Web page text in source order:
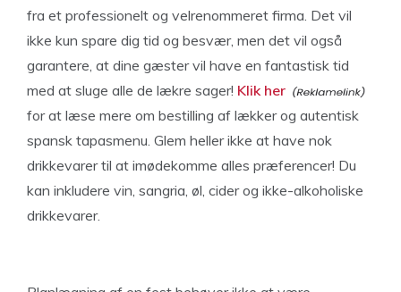
fra et professionelt og velrenommeret firma. Det vil
ikke kun spare dig tid og besvær, men det vil også
garantere, at dine gæster vil have en fantastisk tid
med at sluge alle de lækre sager! Klik her
for at læse mere om bestilling af lækker og autentisk
spansk tapasmenu. Glem heller ikke at have nok
drikkevarer til at imødekomme alles præferencer! Du
kan inkludere vin, sangria, øl, cider og ikke-alkoholiske
drikkevarer.